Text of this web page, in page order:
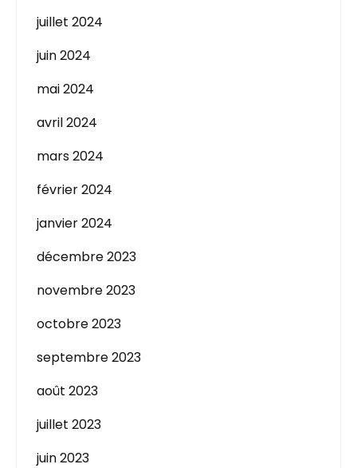
juillet 2024
juin 2024
mai 2024
avril 2024
mars 2024
février 2024
janvier 2024
décembre 2023
novembre 2023
octobre 2023
septembre 2023
août 2023
juillet 2023
juin 2023